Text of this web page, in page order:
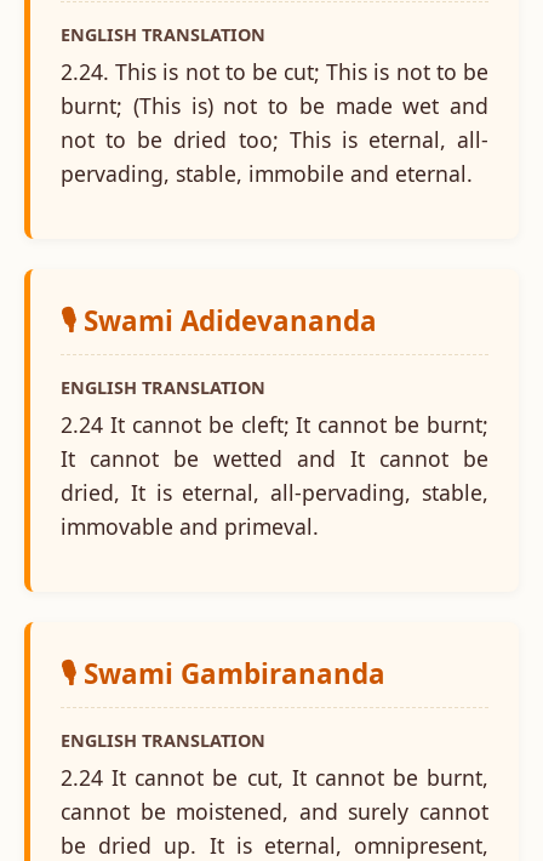
ENGLISH TRANSLATION
2.24. This is not to be cut; This is not to be
burnt; (This is) not to be made wet and
not to be dried too; This is eternal, all-
pervading, stable, immobile and eternal.
🎙️ Swami Adidevananda
ENGLISH TRANSLATION
2.24 It cannot be cleft; It cannot be burnt;
It cannot be wetted and It cannot be
dried, It is eternal, all-pervading, stable,
immovable and primeval.
🎙️ Swami Gambirananda
ENGLISH TRANSLATION
2.24 It cannot be cut, It cannot be burnt,
cannot be moistened, and surely cannot
be dried up. It is eternal, omnipresent,